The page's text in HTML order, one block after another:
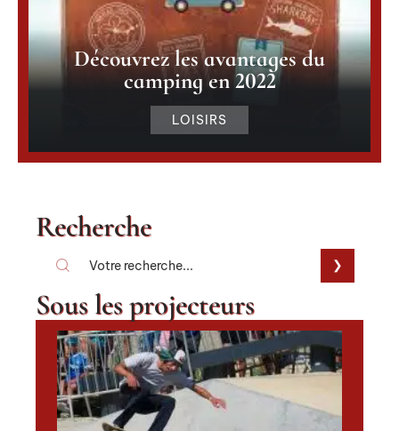
Découvrez les avantages du
camping en 2022
LOISIRS
Recherche
Sous les projecteurs